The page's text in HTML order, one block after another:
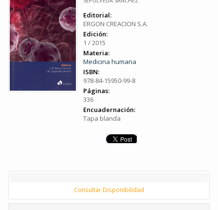
Editorial:
ERGON CREACION S.A.
Edición:
1 / 2015
Materia:
Medicina humana
ISBN:
978-84-15950-99-8
Páginas:
336
Encuadernación:
Tapa blanda
Consultar Disponibilidad